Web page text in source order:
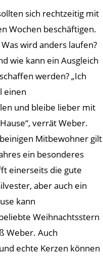
sich rechtzeitig mit
Wochen beschäftigen.
wird anders laufen?
wie kann ein Ausgleich
werden? „Ich
einen
und bleibe lieber mit
verrät Weber.
Mitbewohner gilt
ein besonderes
einerseits die gute
aber auch ein
kann
Weihnachtsstern
Weber. Auch
echte Kerzen können